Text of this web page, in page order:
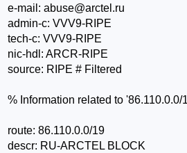
e-mail: abuse@arctel.ru
admin-c: VVV9-RIPE
tech-c: VVV9-RIPE
nic-hdl: ARCR-RIPE
source: RIPE # Filtered
% Information related to '86.110.0.0/
route: 86.110.0.0/19
descr: RU-ARCTEL BLOCK